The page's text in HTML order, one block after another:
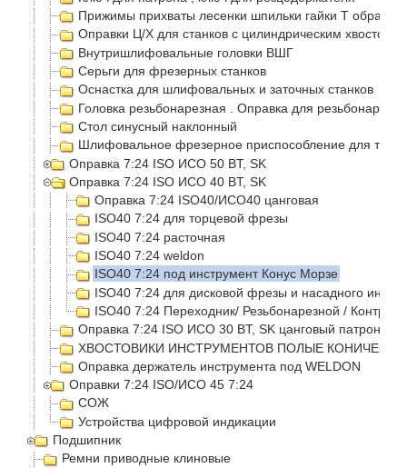
Прижимы прихваты лесенки шпильки гайки Т
Оправки Ц/Х для станков с цилиндрическим
Внутришлифовальные головки ВШГ
Серьги для фрезерных станков
Оснастка для шлифовальных и заточных станков
Головка резьбонарезная . Оправка для
Стол синусный наклонный
Шлифовальное фрезерное приспособление для
Оправка 7:24 ISO ИСО 50 BT, SK
Оправка 7:24 ISO ИСО 40 BT, SK
Оправка 7:24 ISO40/ИСО40 цанговая
ISO40 7:24 для торцевой фрезы
ISO40 7:24 расточная
ISO40 7:24 weldon
ISO40 7:24 под инструмент Конус Морзе
ISO40 7:24 для дисковой фрезы и насадного
ISO40 7:24 Переходник/ Резьбонарезной /
Оправка 7:24 ISO ИСО 30 BT, SK цанговый патрон
ХВОСТОВИКИ ИНСТРУМЕНТОВ ПОЛЫЕ
Оправка держатель инструмента под WELDON
Оправки 7:24 ISO/ИСО 45 7:24
СОЖ
Устройства цифровой индикации
Подшипник
Ремни приводные клиновые